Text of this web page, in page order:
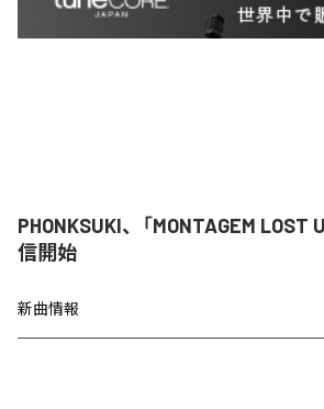
PHONKSUKI、「MONTAGEM LOST
信開始
新曲情報